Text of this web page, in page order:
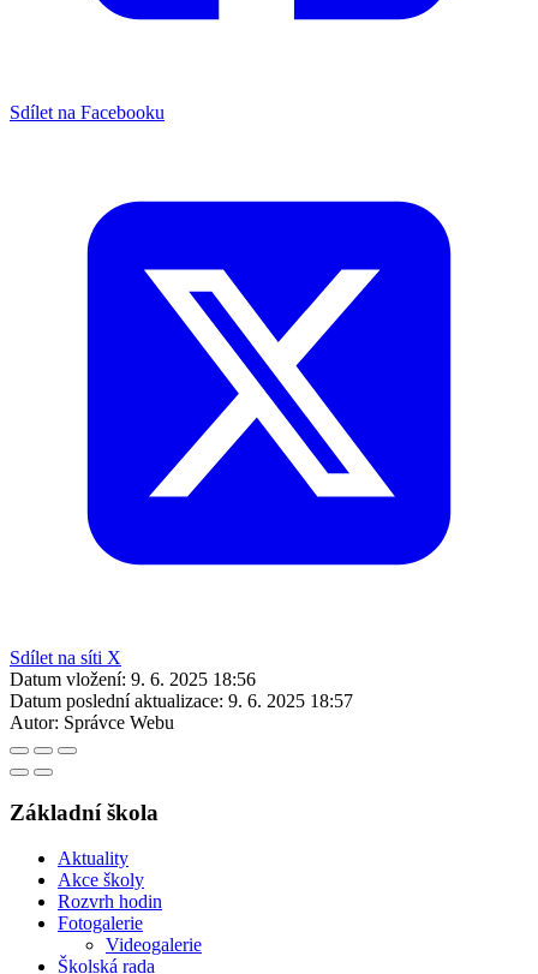
Sdílet na Facebooku
Sdílet na síti X
Datum vložení: 9. 6. 2025 18:56
Datum poslední aktualizace: 9. 6. 2025 18:57
Autor: Správce Webu
Základní škola
Aktuality
Akce školy
Rozvrh hodin
Fotogalerie
Videogalerie
Školská rada